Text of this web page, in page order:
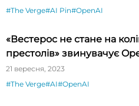
#The Verge#AI Pin#OpenAI
«Вестерос не стане на
престолів» звинувачує
авторських прав
21 вересня, 2023
#The Verge#AI#OpenAI